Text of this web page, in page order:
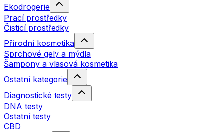
Ekodrogerie
Prací prostředky
Čisticí prostředky
Přírodní kosmetika
Sprchové gely a mýdla
Šampony a vlasová kosmetika
Ostatní kategorie
Diagnostické testy
DNA testy
Ostatní testy
CBD